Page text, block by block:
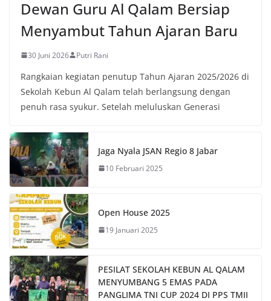
Dewan Guru Al Qalam Bersiap
Menyambut Tahun Ajaran Baru
30 Juni 2026 Putri Rani
Rangkaian kegiatan penutup Tahun Ajaran 2025/2026 di
Sekolah Kebun Al Qalam telah berlangsung dengan
penuh rasa syukur. Setelah meluluskan Generasi
Jaga Nyala JSAN Regio 8 Jabar
10 Februari 2025
Open House 2025
19 Januari 2025
PESILAT SEKOLAH KEBUN AL QALAM
MENYUMBANG 5 EMAS PADA
PANGLIMA TNI CUP 2024 DI PPS TMII